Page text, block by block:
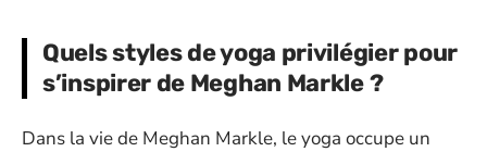
Quels styles de yoga privilégier pour
s’inspirer de Meghan Markle ?
Dans la vie de Meghan Markle, le yoga occupe un